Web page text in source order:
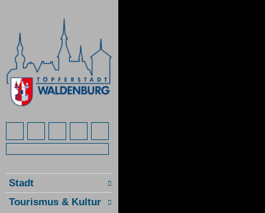
Stadt
Tourismus & Kultur